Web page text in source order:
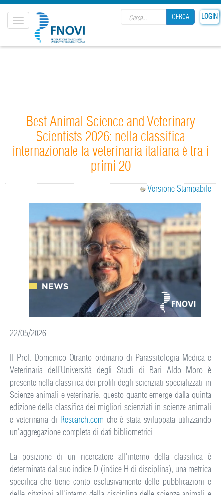
LOGIN
CERCA
Toggle
navigation
Best Animal Science and Veterinary
Scientists 2026: nella classifica
internazionale la veterinaria italiana è tra i
primi 20
Versione Stampabile
22/05/2026
Il Prof. Domenico Otranto ordinario di Parassitologia Medica e
Veterinaria dell’Università degli Studi di Bari Aldo Moro è
presente nella classifica dei profili degli scienziati specializzati in
Scienze animali e veterinarie: questo quanto emerge dalla quinta
edizione della classifica dei migliori scienziati in scienze animali
e veterinaria di Research.com che è stata sviluppata utilizzando
un'aggregazione completa di dati bibliometrici.
La posizione di un ricercatore all'interno della classifica è
determinata dal suo indice D (indice H di disciplina), una metrica
specifica che tiene conto esclusivamente delle pubblicazioni e